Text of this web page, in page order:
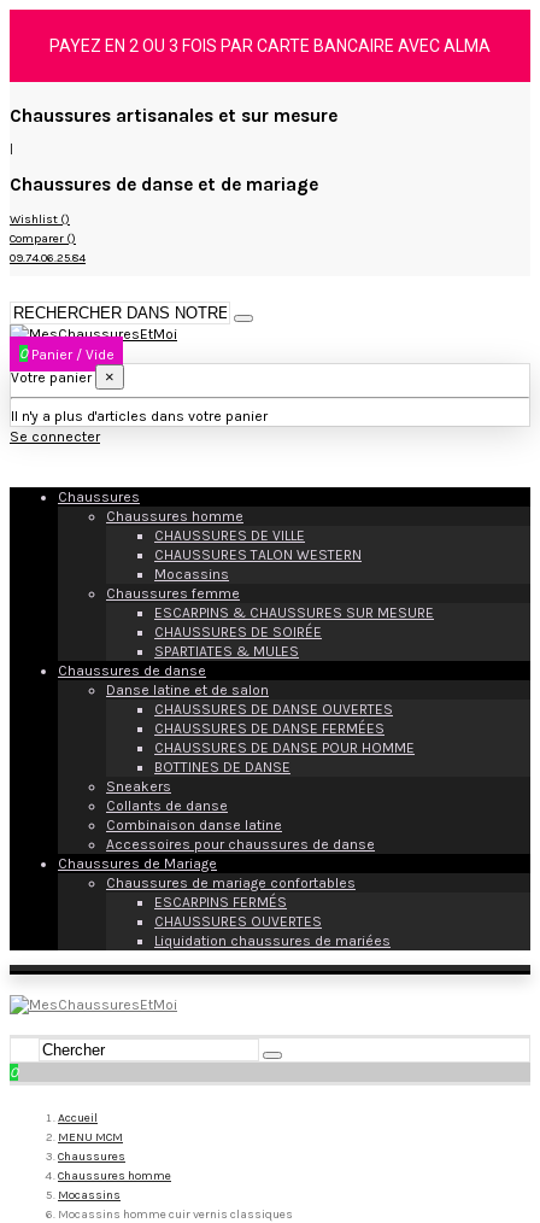
PAYEZ EN 2 OU 3 FOIS PAR CARTE BANCAIRE AVEC ALMA
Chaussures artisanales et sur mesure
Chaussures de danse et de mariage
Wishlist ()
Comparer ()
09.74.06.25.84
0 Panier / Vide
Votre panier
×
Il n'y a plus d'articles dans votre panier
Se connecter
Chaussures
Chaussures homme
CHAUSSURES DE VILLE
CHAUSSURES TALON WESTERN
Mocassins
Chaussures femme
ESCARPINS & CHAUSSURES SUR MESURE
CHAUSSURES DE SOIRÉE
SPARTIATES & MULES
Chaussures de danse
Danse latine et de salon
CHAUSSURES DE DANSE OUVERTES
CHAUSSURES DE DANSE FERMÉES
CHAUSSURES DE DANSE POUR HOMME
BOTTINES DE DANSE
Sneakers
Collants de danse
Combinaison danse latine
Accessoires pour chaussures de danse
Chaussures de Mariage
Chaussures de mariage confortables
ESCARPINS FERMÉS
CHAUSSURES OUVERTES
Liquidation chaussures de mariées
0
Accueil
MENU MCM
Chaussures
Chaussures homme
Mocassins
Mocassins homme cuir vernis classiques